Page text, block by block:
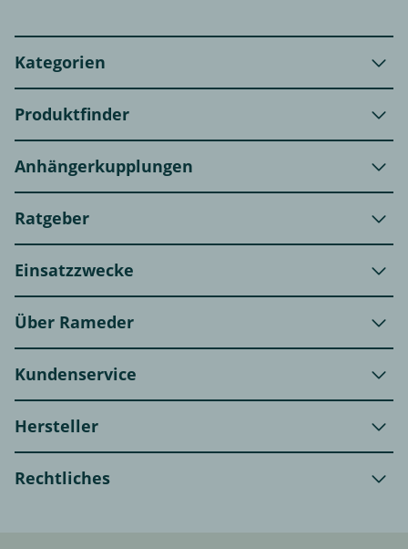
Kategorien
Produktfinder
Anhängerkupplungen
Ratgeber
Einsatzzwecke
Über Rameder
Kundenservice
Hersteller
Rechtliches